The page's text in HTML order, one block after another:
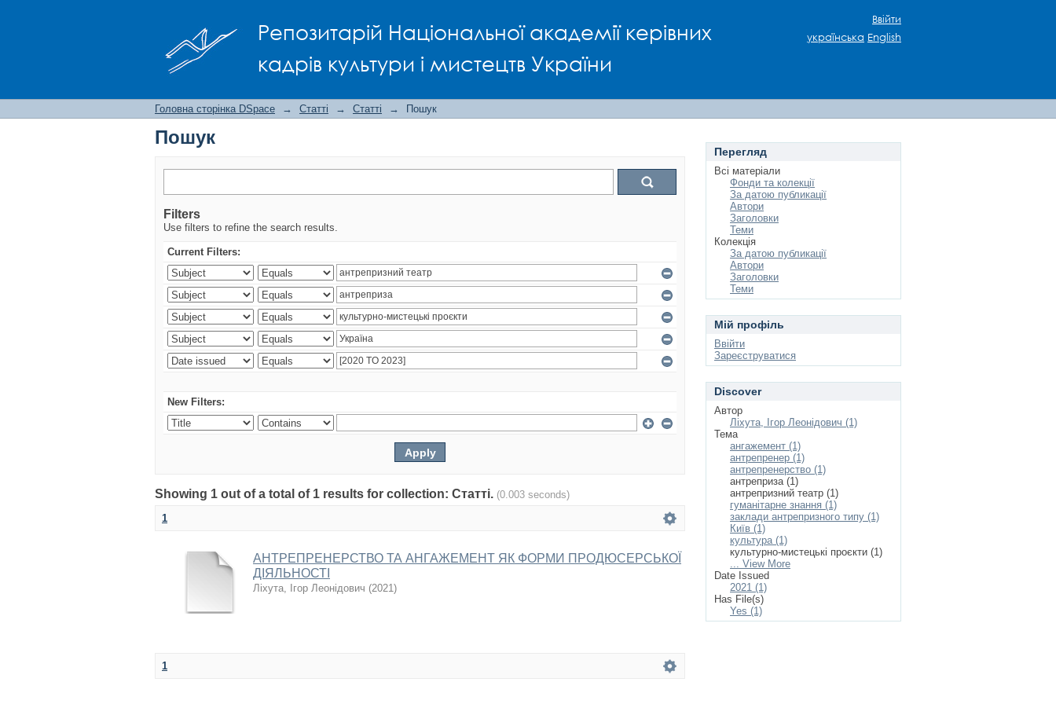
Репозитарій Національної академії керівних
кадрів культури і мистецтв України
Ввійти
українська English
Головна сторінка DSpace → Статті → Статті → Пошук
Пошук
Filters
Use filters to refine the search results.
Current Filters:
New Filters:
Showing 1 out of a total of 1 results for collection: Статті. (0.003 seconds)
1
АНТРЕПРЕНЕРСТВО ТА АНГАЖЕМЕНТ ЯК ФОРМИ ПРОДЮСЕРСЬКОЇ
ДІЯЛЬНОСТІ
Ліхута, Ігор Леонідович (2021)
1
Перегляд
Всі матеріали
Фонди та колекції
За датою публикації
Автори
Заголовки
Теми
Колекція
За датою публикації
Автори
Заголовки
Теми
Мій профіль
Ввійти
Зареєструватися
Discover
Автор
Ліхута, Ігор Леонідович (1)
Тема
ангажемент (1)
антрепренер (1)
антрепренерство (1)
антреприза (1)
антрепризний театр (1)
гуманітарне знання (1)
заклади антрепризного типу (1)
Київ (1)
культура (1)
культурно-мистецькі проєкти (1)
... View More
Date Issued
2021 (1)
Has File(s)
Yes (1)